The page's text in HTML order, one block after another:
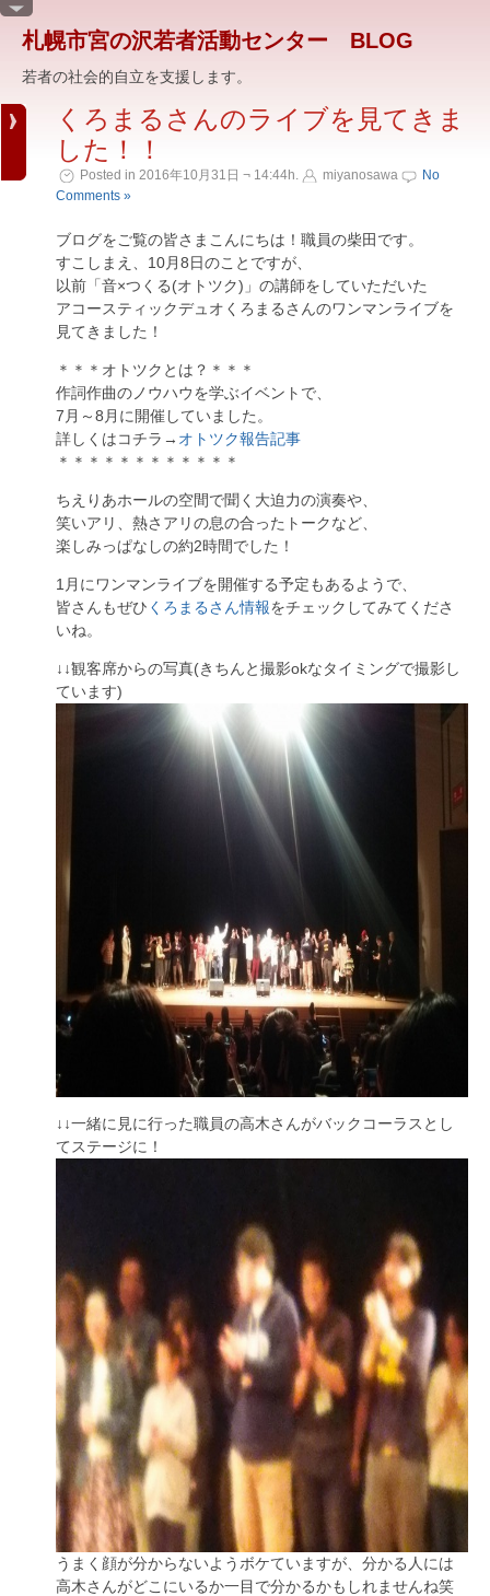
札幌市宮の沢若者活動センター BLOG
若者の社会的自立を支援します。
くろまるさんのライブを見てきま
した！！
Posted in 2016年10月31日 ¬ 14:44h. miyanosawa
No
Comments »
ブログをご覧の皆さまこんにちは！職員の柴田です。
すこしまえ、10月8日のことですが、
以前「音×つくる(オトツク)」の講師をしていただいた
アコースティックデュオくろまるさんのワンマンライブを
見てきました！
＊＊＊オトツクとは？＊＊＊
作詞作曲のノウハウを学ぶイベントで、
7月～8月に開催していました。
詳しくはコチラ→ オトツク報告記事
＊＊＊＊＊＊＊＊＊＊＊＊
ちえりあホールの空間で聞く大迫力の演奏や、
笑いアリ、熱さアリの息の合ったトークなど、
楽しみっぱなしの約2時間でした！
1月にワンマンライブを開催する予定もあるようで、
皆さんもぜひ くろまるさん情報をチェックしてみてくださ
いね。
↓↓観客席からの写真(きちんと撮影okなタイミングで撮影し
ています)
↓↓一緒に見に行った職員の高木さんがバックコーラスとし
てステージに！
うまく顔が分からないようボケていますが、分かる人には
高木さんがどこにいるか一目で分かるかもしれませんね笑